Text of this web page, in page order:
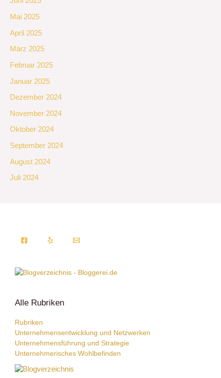
Mai 2025
April 2025
März 2025
Februar 2025
Januar 2025
Dezember 2024
November 2024
Oktober 2024
September 2024
August 2024
Juli 2024
Alle Rubriken
Rubriken
Unternehmensentwicklung und Netzwerken
Unternehmensführung und Strategie
Unternehmerisches Wohlbefinden